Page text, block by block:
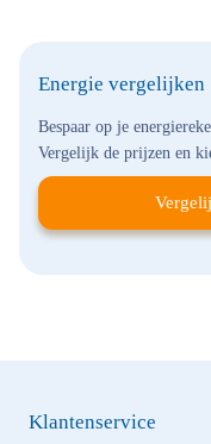
Energie vergelijken
Bespaar op je
Vergelijk de prijzen en
Klantenservice